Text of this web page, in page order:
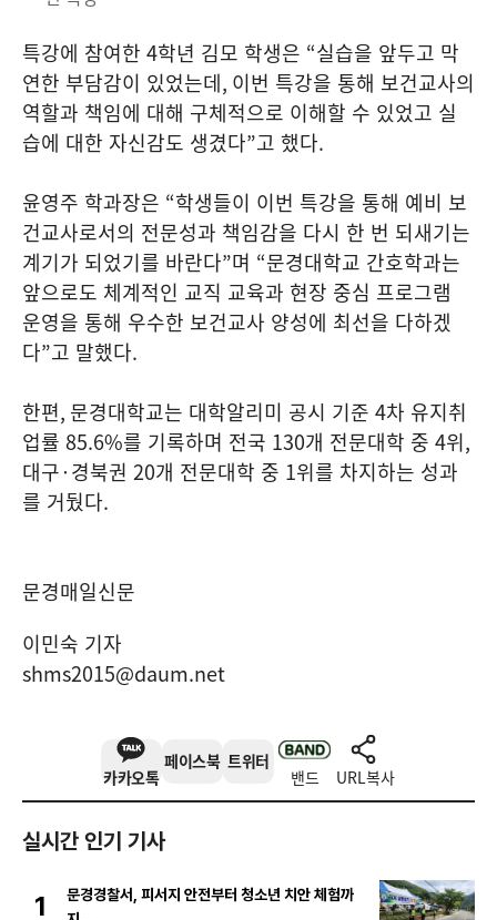
특강에 참여한 4학년 김모 학생은 “실습을 앞두고 막
연한 부담감이 있었는데, 이번 특강을 통해 보건교사의
역할과 책임에 대해 구체적으로 이해할 수 있었고 실
습에 대한 자신감도 생겼다”고 했다.
윤영주 학과장은 “학생들이 이번 특강을 통해 예비 보
건교사로서의 전문성과 책임감을 다시 한 번 되새기는
계기가 되었기를 바란다”며 “문경대학교 간호학과는
앞으로도 체계적인 교직 교육과 현장 중심 프로그램
운영을 통해 우수한 보건교사 양성에 최선을 다하겠
다”고 말했다.
한편, 문경대학교는 대학알리미 공시 기준 4차 유지취
업률 85.6%를 기록하며 전국 130개 전문대학 중 4위,
대구·경북권 20개 전문대학 중 1위를 차지하는 성과
를 거뒀다.
문경매일신문
이민숙 기자
shms2015@daum.net
카카오톡
페이스북 트위터
밴드 URL복사
실시간 인기 기사
1
문경경찰서, 피서지 안전부터 청소년 치안 체험까